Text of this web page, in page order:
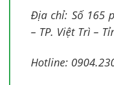
Địa chỉ: Số 165
– TP. Việt Trì –
Hotline: